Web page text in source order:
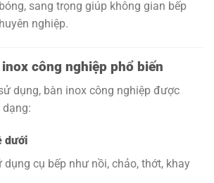
sang trọng giúp không gian bếp
nghiệp.
công nghiệp phổ biến
dụng, bàn inox công nghiệp được
dưới
dụng cụ bếp như nồi, chảo, thớt, khay